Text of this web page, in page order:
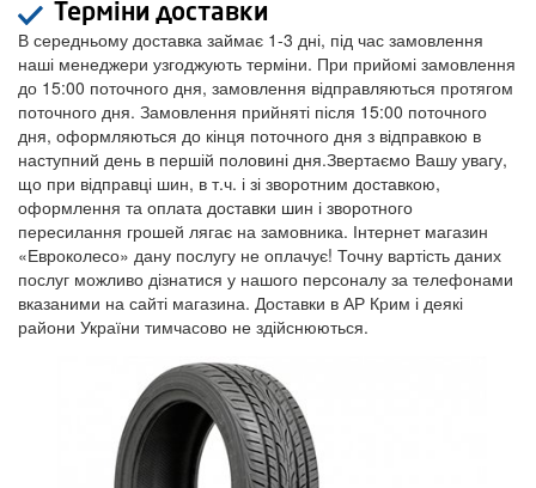
Терміни доставки
В середньому доставка займає 1-3 дні, під час замовлення
наші менеджери узгоджують терміни. При прийомі замовлення
до 15:00 поточного дня, замовлення відправляються протягом
поточного дня. Замовлення прийняті після 15:00 поточного
дня, оформляються до кінця поточного дня з відправкою в
наступний день в першій половині дня.Звертаємо Вашу увагу,
що при відправці шин, в т.ч. і зі зворотним доставкою,
оформлення та оплата доставки шин і зворотного
пересилання грошей лягає на замовника. Інтернет магазин
«Евроколесо» дану послугу не оплачує! Точну вартість даних
послуг можливо дізнатися у нашого персоналу за телефонами
вказаними на сайті магазина. Доставки в АР Крим і деякі
райони України тимчасово не здійснюються.